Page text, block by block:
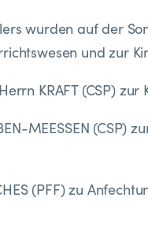
wurden auf der
und zur
KRAFT (CSP)
MEESSEN (CSP)
(PFF) zu